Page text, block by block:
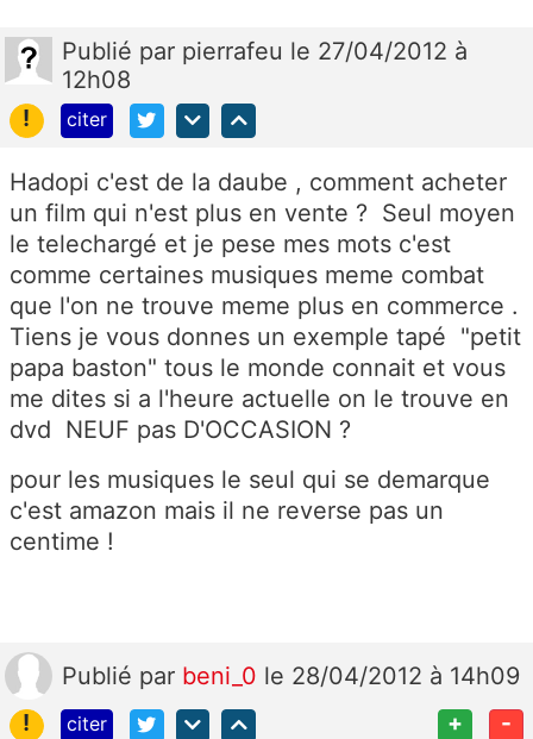
Publié par pierrafeu le 27/04/2012 à
12h08
!
citer
Hadopi c'est de la daube , comment acheter
un film qui n'est plus en vente ? Seul moyen
le telechargé et je pese mes mots c'est
comme certaines musiques meme combat
que l'on ne trouve meme plus en commerce .
Tiens je vous donnes un exemple tapé "petit
papa baston" tous le monde connait et vous
me dites si a l'heure actuelle on le trouve en
dvd NEUF pas D'OCCASION ?
pour les musiques le seul qui se demarque
c'est amazon mais il ne reverse pas un
centime !
Publié par beni_0 le 28/04/2012 à 14h09
!
citer + -